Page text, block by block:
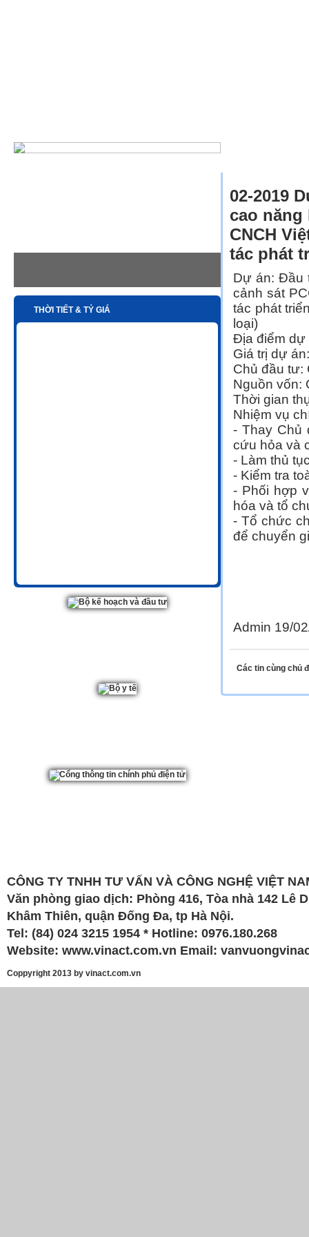
THỜI TIẾT & TỶ GIÁ
02-2019
cao
CNCH
tác phát
Dự án: Đầu
cảnh sát
tác phát
loại)
Địa điểm dự
Giá trị dự
Chủ đầu tư:
Nguồn vốn:
Thời gian
Nhiệm vụ
- Thay Chủ
cứu hỏa và
- Làm thủ
- Kiểm tra
- Phối hợp
hóa và tổ
- Tổ chức
để chuyển
Admin 19/
Các tin cùng chủ
CÔNG TY TNHH TƯ VẤN VÀ CÔNG NGHỆ VIỆT
Văn phòng giao dịch: Phòng 416, Tòa nhà 142 Lê
Khâm Thiên, quận Đống Đa, tp Hà Nội.
Tel: (84) 024 3215 1954 * Hotline: 0976.180.268
Website: www.vinact.com.vn Email:
Coppyright 2013 by vinact.com.vn